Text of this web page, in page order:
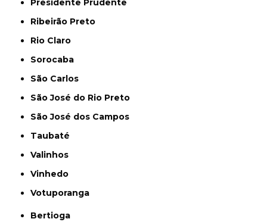
Presidente Prudente
Ribeirão Preto
Rio Claro
Sorocaba
São Carlos
São José do Rio Preto
São José dos Campos
Taubaté
Valinhos
Vinhedo
Votuporanga
Bertioga